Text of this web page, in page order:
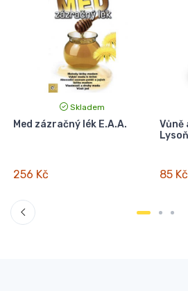
Skladem
Med zázračný lék E.A.A.
256 Kč
Vůně
85 Kč